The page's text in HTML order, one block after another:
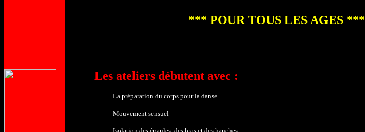
*** POUR TOUS LES AGES ***
Les ateliers débutent avec :
La préparation du corps pour la danse
Mouvement sensuel